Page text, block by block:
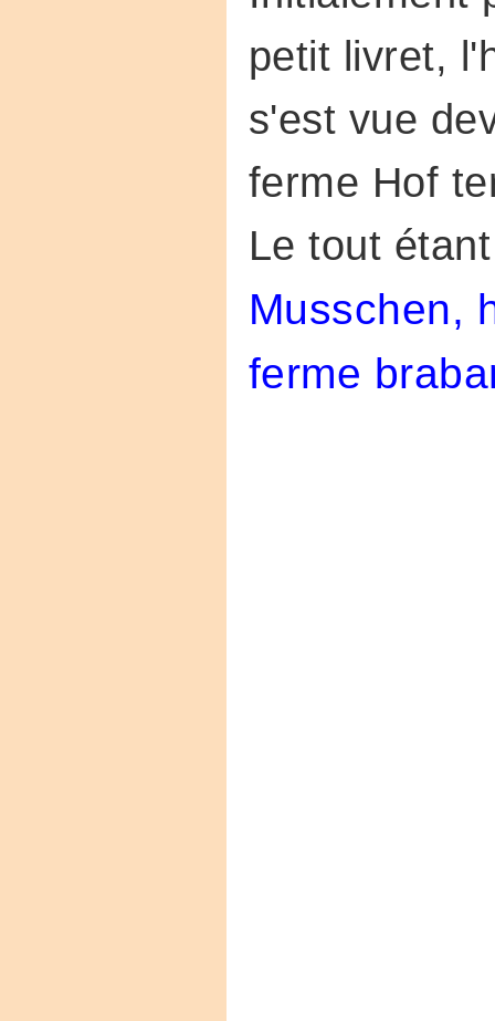
petit livret,
s'est vue
ferme Hof
Le tout
Musschen,
ferme